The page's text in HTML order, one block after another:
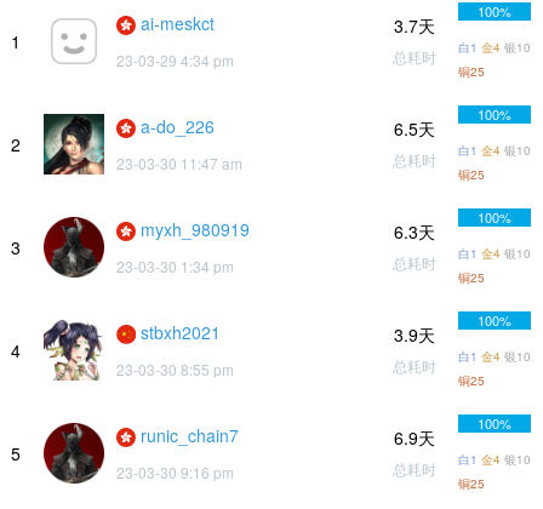
1
ai-meskct
23-03-29 4:34 pm
3.7天
总耗时
100%
白1 金4 银10
铜25
2
a-do_226
23-03-30 11:47 am
6.5天
总耗时
100%
白1 金4 银10
铜25
3
myxh_980919
23-03-30 1:34 pm
6.3天
总耗时
100%
白1 金4 银10
铜25
4
stbxh2021
23-03-30 8:55 pm
3.9天
总耗时
100%
白1 金4 银10
铜25
5
runic_chain7
23-03-30 9:16 pm
6.9天
总耗时
100%
白1 金4 银10
铜25